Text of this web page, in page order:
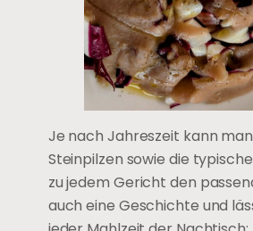
Je nach Jahreszeit kann
Steinpilzen sowie die
zu jedem Gericht den
auch eine Geschichte und